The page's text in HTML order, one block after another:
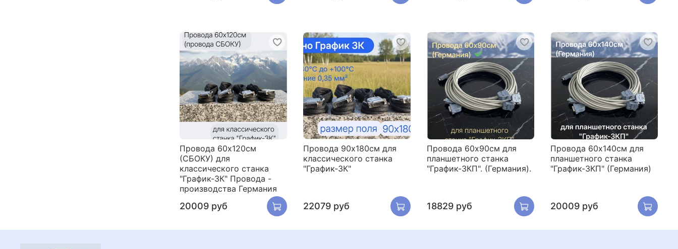
Провода 60х120см
(СБОКУ) для
классического станка
"График-3К" Провода -
производства Германия
20009 руб
Провода 90х180см для
классического станка
"График-3К"
22079 руб
Провода 60х90см для
планшетного станка
"График-3КП". (Германия).
18829 руб
Провода 60х140см для
планшетного станка
"График-3КП" (Германия)
20009 руб